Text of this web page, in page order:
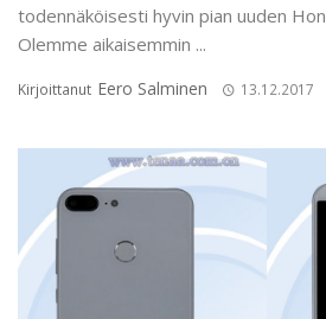
todennäköisesti hyvin pian uuden
Olemme aikaisemmin ...
Kirjoittanut Eero Salminen 13.12.2017